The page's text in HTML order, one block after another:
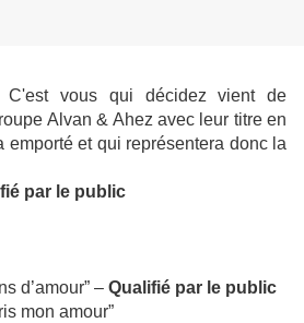
C'est vous qui décidez vient de
Alvan & Ahez avec leur titre en
emporté et qui représentera donc la
par le public
d’amour” – Qualifié par le public
mon amour”